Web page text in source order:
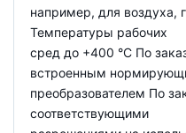
например, для воздуха,
Температуры рабочих
сред до +400 °С По
встроенным
преобразователем По
соответствующими